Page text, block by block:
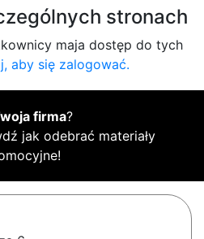
stronach
maja dostęp do tych
aby się zalogować.
firma?
jak odebrać materiały